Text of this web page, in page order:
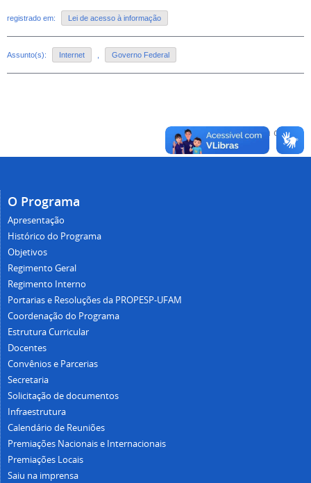
registrado em: Lei de acesso à informação
Assunto(s): Internet Governo Federal
Voltar para o topo
O Programa
Apresentação
Histórico do Programa
Objetivos
Regimento Geral
Regimento Interno
Portarias e Resoluções da PROPESP-UFAM
Coordenação do Programa
Estrutura Curricular
Docentes
Convênios e Parcerias
Secretaria
Solicitação de documentos
Infraestrutura
Calendário de Reuniões
Premiações Nacionais e Internacionais
Premiações Locais
Saiu na imprensa